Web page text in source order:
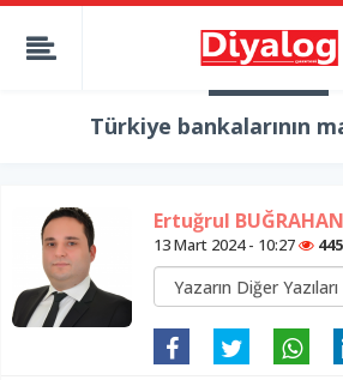
Türkiye bankalarının
Ertuğrul BUĞRAHAN
13 Mart 2024 - 10:27 445